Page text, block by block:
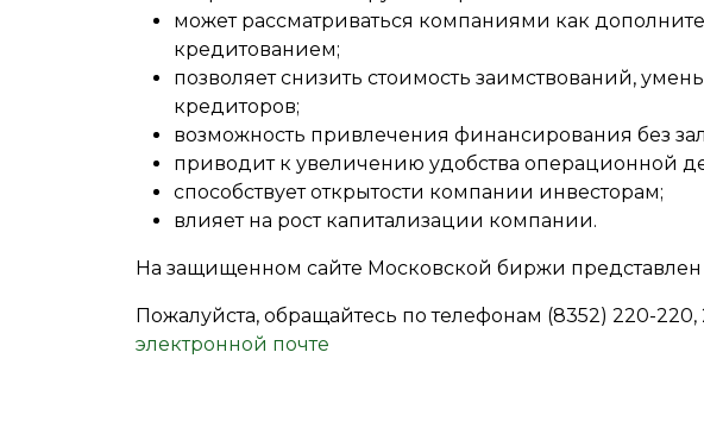
может рассматриваться компаниями как
кредитованием;
позволяет снизить стоимость заимствований,
кредиторов;
возможность привлечения финансирования без
приводит к увеличению удобства операционной
способствует открытости компании инвесторам;
влияет на рост капитализации компании.
На защищенном сайте Московской биржи представлен
Пожалуйста, обращайтесь по телефонам (8352) 220-220,
электронной почте